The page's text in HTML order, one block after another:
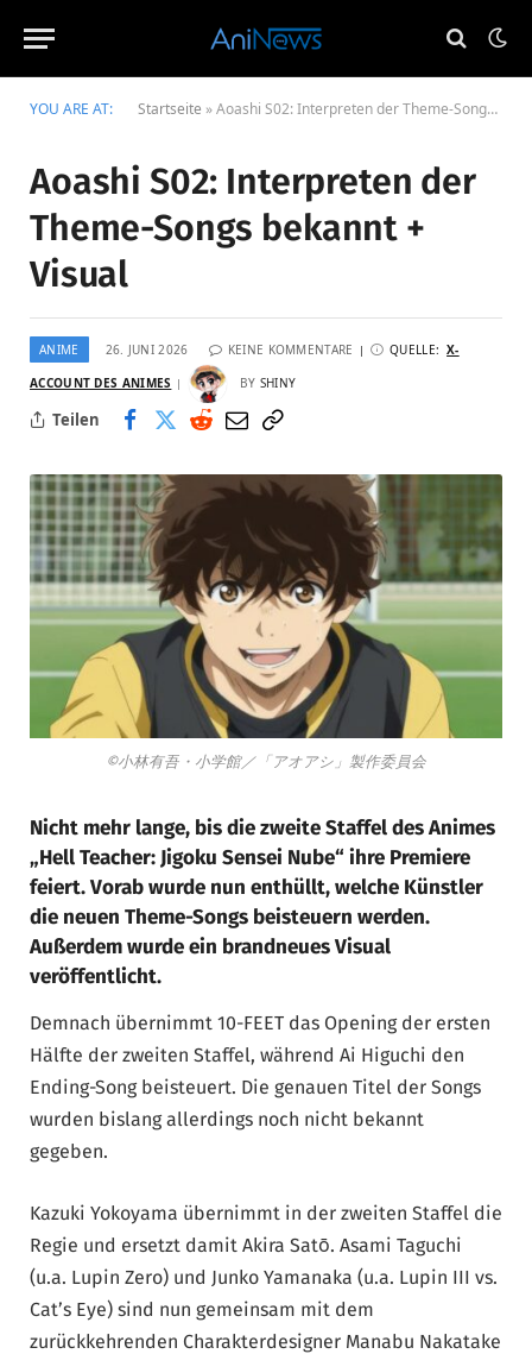
YOU ARE AT: Startseite »Aoashi S02: Interpreten der Theme-Songs bekannt + Visual
Aoashi S02: Interpreten der
Theme-Songs bekannt +
Visual
ANIME 26. JUNI 2026 KEINE KOMMENTARE QUELLE: X-
ACCOUNT DES ANIMES
BY SHINY
Teilen
©小林有吾・小学館／「アオアシ」製作委員会
Nicht mehr lange, bis die zweite Staffel des Animes
„Hell Teacher: Jigoku Sensei Nube“ ihre Premiere
feiert. Vorab wurde nun enthüllt, welche Künstler
die neuen Theme-Songs beisteuern werden.
Außerdem wurde ein brandneues Visual
veröffentlicht.
Demnach übernimmt 10-FEET das Opening der ersten
Hälfte der zweiten Staffel, während Ai Higuchi den
Ending-Song beisteuert. Die genauen Titel der Songs
wurden bislang allerdings noch nicht bekannt
gegeben.
Kazuki Yokoyama übernimmt in der zweiten Staffel die
Regie und ersetzt damit Akira Satō. Asami Taguchi
(u.a. Lupin Zero) und Junko Yamanaka (u.a. Lupin III vs.
Cat’s Eye) sind nun gemeinsam mit dem
zurückkehrenden Charakterdesigner Manabu Nakatake